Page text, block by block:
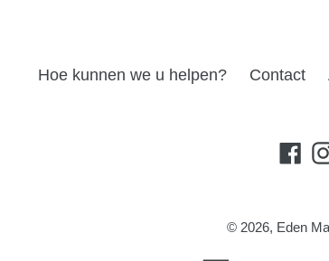
Hoe kunnen we u helpen? Contact
© 2026, Eden